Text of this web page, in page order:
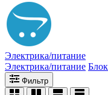
Электрика/питание
Электрика/питание
Фильтр